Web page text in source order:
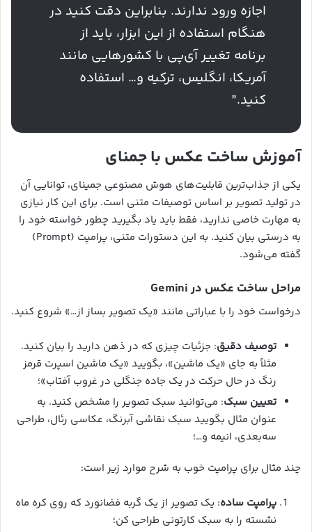
اجازه ورود ندارند. بنابراین دقت کنید در
هنگام استفاده از این ابزار، باید از
برنامه تغییر آی‌پی با کشورهایی مانند
آمریکا، انگلیس، ترکیه و… استفاده
کنید.”
آموزش ساخت عکس با جمنای
یکی از جذاب‌ترین قابلیت‌های هوش مصنوعی جمینای، توانایی آن
در تولید تصویر بر اساس توصیفات متنی است. برای این کار نیازی
به مهارت خاصی ندارید، فقط باید یاد بگیرید چطور خواسته خود را
به درستی بیان کنید. به این دستورات متنی، پرامپت (Prompt)
گفته می‌شود.
مراحل ساخت عکس در Gemini
درخواست خود را با عباراتی مانند «یک تصویر بساز از…» شروع کنید.
توصیف دقیق: جزئیات چیزی که در ذهن دارید را بیان کنید.
مثلاً به جای «یک ماشین»، بگویید «یک ماشین اسپرت قرمز
رنگ در حال حرکت در یک جاده جنگلی در غروب آفتاب»؛
تعیین سبک: می‌توانید سبک تصویر را مشخص کنید. به
عنوان مثال بگویید سبک نقاشی آبرنگ، عکاسی رئال، طراحی
سه‌بعدی، انیمه و…؛
چند مثال برای پرامپت خوب به شرح موارد زیر است:
پرامپت ساده: یک تصویر از یک گربه فضانورد که روی کره ماه
نشسته را به سبک کارتونی طراحی کن؛